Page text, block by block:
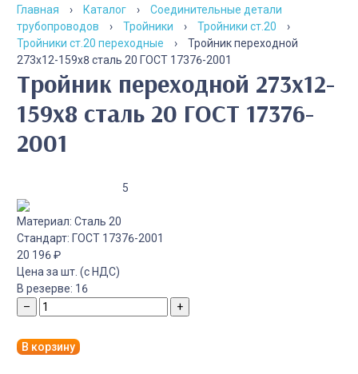
Главная
› Каталог ›
Соединительные детали
трубопроводов
› Тройники › Тройники ст.20
›
Тройники ст.20 переходные
›
Тройник переходной
273х12-159х8 сталь 20 ГОСТ 17376-2001
Тройник переходной 273х12-
159х8 сталь 20 ГОСТ 17376-
2001
5
Материал: Сталь 20
Стандарт: ГОСТ 17376-2001
20 196₽
Цена за шт. (с НДС)
В резерве: 16
–
+
В корзину